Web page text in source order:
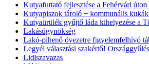
Kutyafuttató fejlesztése a Fehérvári
Kutyapiszok tároló + kommunális
Kutyaürülék gyűjtő láda kihelyezése a
Lakásügynökség
Lakó-pihenő övezetre figyelemfelhívó
Legyél választási szakértő!
Lidlszavazas